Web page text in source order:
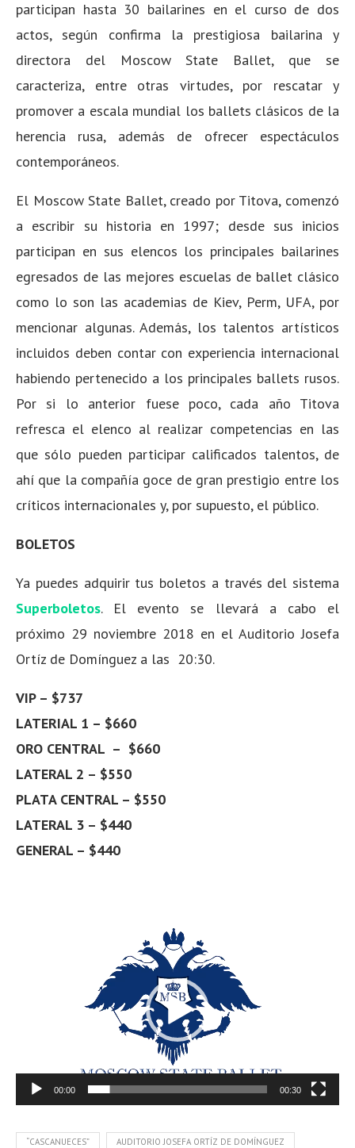
participan hasta 30 bailarines en el curso de dos
actos, según confirma la prestigiosa bailarina y
directora del Moscow State Ballet, que se
caracteriza, entre otras virtudes, por rescatar y
promover a escala mundial los ballets clásicos de la
herencia rusa, además de ofrecer espectáculos
contemporáneos.
El Moscow State Ballet, creado por Titova, comenzó
a escribir su historia en 1997; desde sus inicios
participan en sus elencos los principales bailarines
egresados de las mejores escuelas de ballet clásico
como lo son las academias de Kiev, Perm, UFA, por
mencionar algunas. Además, los talentos artísticos
incluidos deben contar con experiencia internacional
habiendo pertenecido a los principales ballets rusos.
Por si lo anterior fuese poco, cada año Titova
refresca el elenco al realizar competencias en las
que sólo pueden participar calificados talentos, de
ahí que la compañía goce de gran prestigio entre los
críticos internacionales y, por supuesto, el público.
BOLETOS
Ya puedes adquirir tus boletos a través del sistema
Superboletos. El evento se llevará a cabo el
próximo 29 noviembre 2018 en el Auditorio Josefa
Ortíz de Domínguez a las 20:30.
VIP – $737
LATERIAL 1 – $660
ORO CENTRAL – $660
LATERAL 2 – $550
PLATA CENTRAL – $550
LATERAL 3 – $440
GENERAL – $440
00:00 00:30
“CASCANUECES” AUDITORIO JOSEFA ORTÍZ DE DOMÍNGUEZ